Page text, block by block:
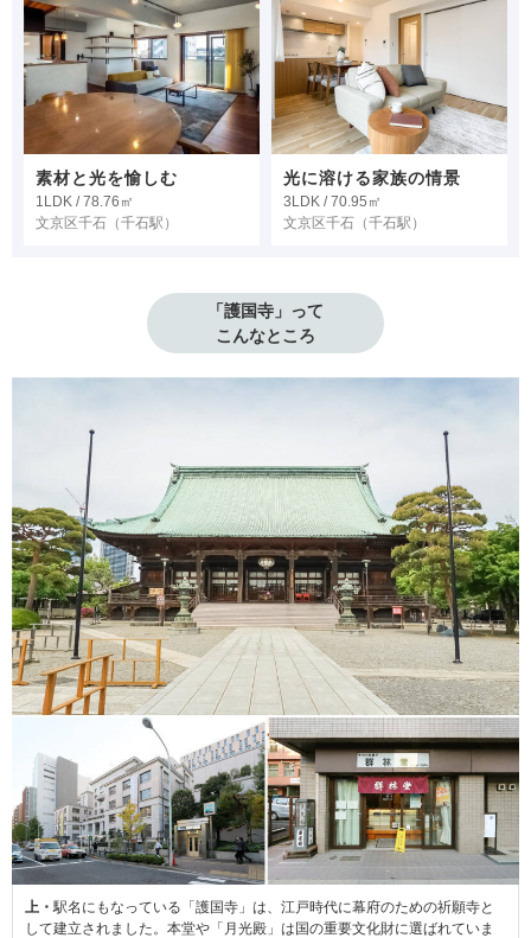
素材と光を愉しむ
1LDK / 78.76㎡
文京区千石 （千石駅）
光に溶ける家族の情景
3LDK / 70.95㎡
文京区千石 （千石駅）
「護国寺」って
こんなところ
上・駅名にもなっている「護国寺」は、江戸時代に幕府のための祈願寺と
して建立されました。本堂や「月光殿」は国の重要文化財に選ばれていま